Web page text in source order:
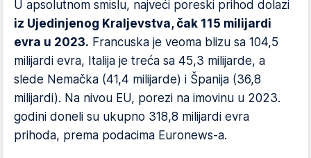
U apsolutnom smislu, najveći poreski prihod dolazi
iz Ujedinjenog Kraljevstva, čak 115 milijardi
evra u 2023. Francuska je veoma blizu sa 104,5
milijardi evra, Italija je treća sa 45,3 milijarde, a
slede Nemačka (41,4 milijarde) i Španija (36,8
milijardi). Na nivou EU, porezi na imovinu u 2023.
godini doneli su ukupno 318,8 milijardi evra
prihoda, prema podacima Euronews-a.